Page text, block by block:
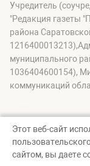
Учредитель
"Редакция газеты
района
муниципального
1036404600154),
коммуникаций
© Пульс
Создание сайта —
Этот веб-сайт
сайтом, вы даете